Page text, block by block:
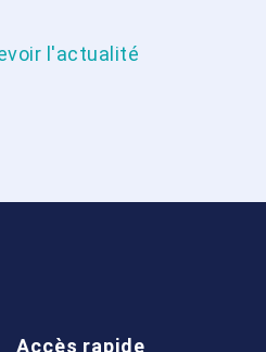
l'actualité
Accès rapide